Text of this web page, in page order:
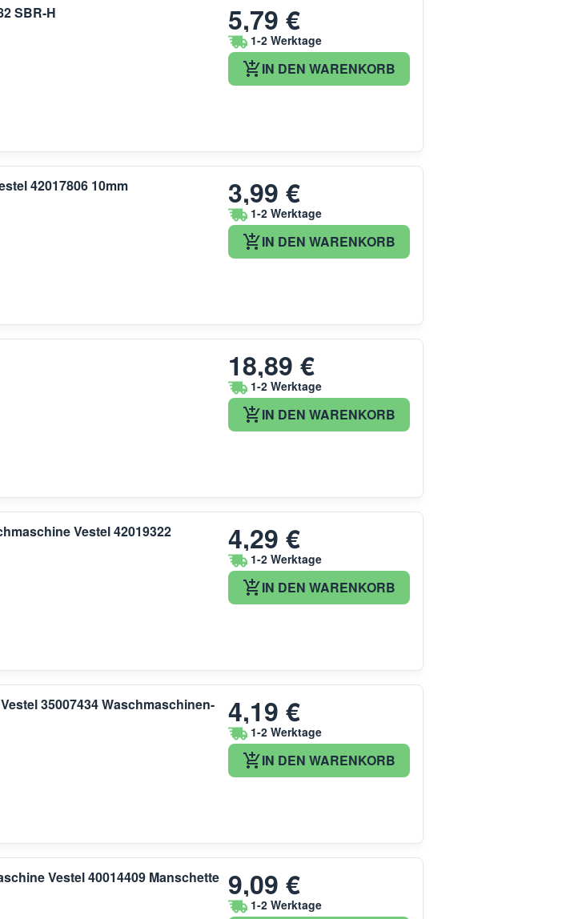
SBR-H
5,79 €
1-2 Werktage
IN DEN WARENKORB
42017806 10mm
3,99 €
1-2 Werktage
IN DEN WARENKORB
18,89 €
1-2 Werktage
IN DEN WARENKORB
Vestel 42019322 4,29 €
1-2 Werktage
IN DEN WARENKORB
35007434 Waschmaschinen- 4,19 €
1-2 Werktage
IN DEN WARENKORB
Vestel 40014409 Manschette 9,09 €
1-2 Werktage